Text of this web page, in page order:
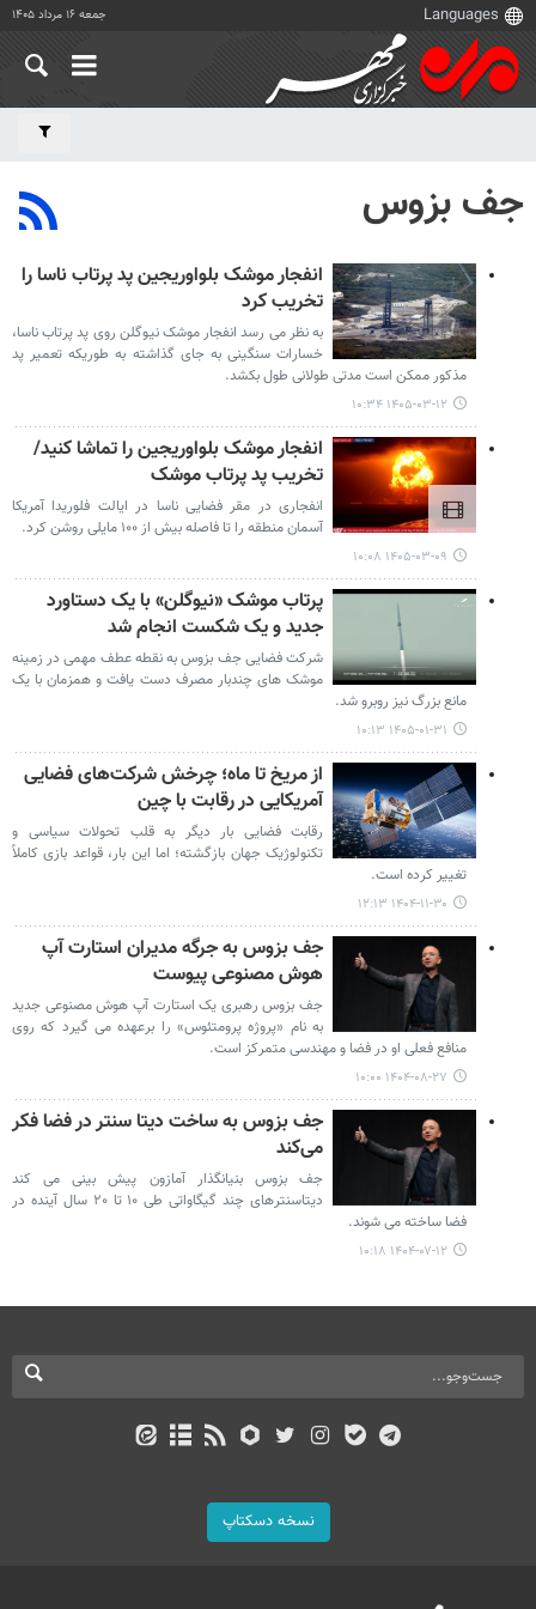
جمعه ۱۶ مرداد ۱۴۰۵
جف بزوس
انفجار موشک بلواوریجین پد پرتاب ناسا را
تخریب کرد
به نظر می رسد انفجار موشک نیوگلن روی پد پرتاب ناسا،
خسارات سنگینی به جای گذاشته به طوریکه تعمیر پد
مذکور ممکن است مدتی طولانی طول بکشد.
۱۴۰۵-۰۳-۱۲ ۱۰:۳۴
انفجار موشک بلواوریجین را تماشا کنید/
تخریب پد پرتاب موشک
انفجاری در مقر فضایی ناسا در ایالت فلوریدا آمریکا
آسمان منطقه را تا فاصله بیش از ۱۰۰ مایلی روشن کرد.
۱۴۰۵-۰۳-۰۹ ۱۰:۰۸
پرتاب موشک «نیوگلن» با یک دستاورد
جدید و یک شکست انجام شد
شرکت فضایی جف بزوس به نقطه عطف مهمی در زمینه
موشک های چندبار مصرف دست یافت و همزمان با یک
مانع بزرگ نیز روبرو شد.
۱۴۰۵-۰۱-۳۱ ۱۰:۱۳
از مریخ تا ماه؛ چرخش شرکت‌های فضایی
آمریکایی در رقابت با چین
رقابت فضایی بار دیگر به قلب تحولات سیاسی و
تکنولوژیک جهان بازگشته؛ اما این بار، قواعد بازی کاملاً
تغییر کرده است.
۱۴۰۴-۱۱-۳۰ ۱۲:۱۳
جف بزوس به جرگه مدیران استارت آپ
هوش مصنوعی پیوست
جف بزوس رهبری یک استارت آپ هوش مصنوعی جدید
به نام «پروژه پرومتئوس» را برعهده می گیرد که روی
منافع فعلی او در فضا و مهندسی متمرکز است.
۱۴۰۴-۰۸-۲۷ ۱۰:۰۰
جف بزوس به ساخت دیتا سنتر در فضا فکر
می‌کند
جف بزوس بنیانگذار آمازون پیش بینی می کند
دیتاسنترهای چند گیگاواتی طی ۱۰ تا ۲۰ سال آینده در
فضا ساخته می شوند.
۱۴۰۴-۰۷-۱۲ ۱۰:۱۸
نسخه دسکتاپ